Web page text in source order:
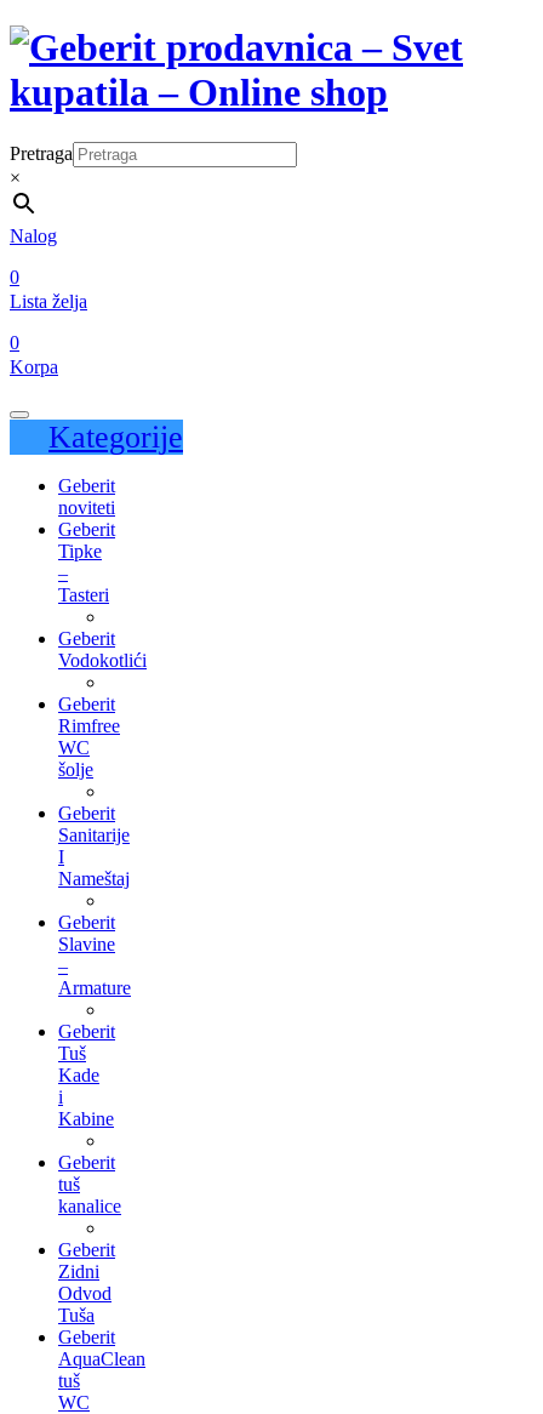
Pretraga
×
Nalog
0
Lista želja
0
Korpa
Kategorije
Geberit
noviteti
Geberit
Tipke
–
Tasteri
Geberit
Vodokotlići
Geberit
Rimfree
WC
šolje
Geberit
Sanitarije
I
Nameštaj
Geberit
Slavine
–
Armature
Geberit
Tuš
Kade
i
Kabine
Geberit
tuš
kanalice
Geberit
Zidni
Odvod
Tuša
Geberit
AquaClean
tuš
WC